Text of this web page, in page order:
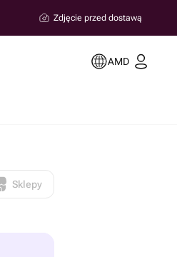
Zdjęcie przed dostawą
AMD
Sklepy